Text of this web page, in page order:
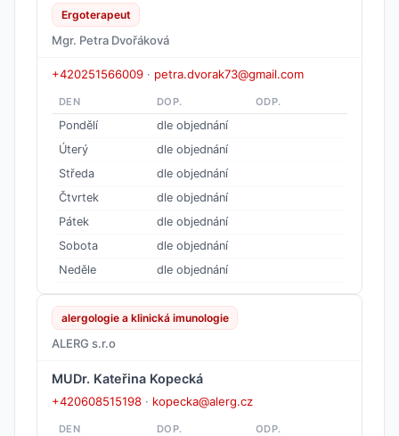
Ergoterapeut
Mgr. Petra Dvořáková
+420251566009 · petra.dvorak73@gmail.com
DEN DOP. ODP.
Pondělí
dle objednání
Úterý
dle objednání
Středa
dle objednání
Čtvrtek
dle objednání
Pátek
dle objednání
Sobota
dle objednání
Neděle
dle objednání
alergologie a klinická imunologie
ALERG s.r.o
MUDr. Kateřina Kopecká
+420608515198 · kopecka@alerg.cz
DEN DOP. ODP.